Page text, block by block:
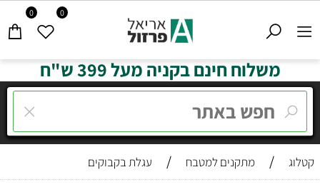
0 0
משלוח חינם בקניה מעל 399 ש"ח
קטלוג / מתקנים למטבח / עגלת בקבוקים